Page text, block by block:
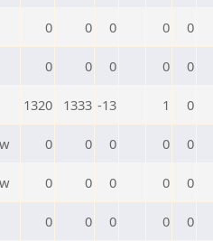
0 0 0 0 0
0 0 0 0 0
1320 1333 -13 1 0
w 0 0 0 0 0
w 0 0 0 0 0
0 0 0 0 0